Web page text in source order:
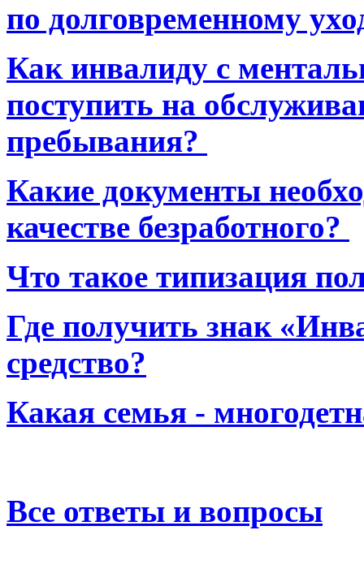
по долговременному
Как инвалиду с
поступить на
пребывания?
Какие документы
качестве безработного?
Что такое типизация
Где получить знак
средство?
Какая семья -
Все ответы и вопросы